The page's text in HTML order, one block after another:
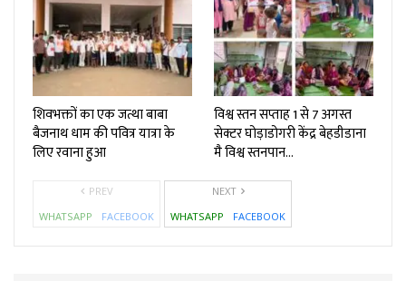
शिवभक्तों का एक जत्था बाबा
बैजनाथ धाम की पवित्र यात्रा के
लिए रवाना हुआ
विश्व स्तन सप्ताह 1 से 7 अगस्त
सेक्टर घोड़ाडोगरी केंद्र बेहडीडाना
मै विश्व स्तनपान…
PREV
WHATSAPP
FACEBOOK
NEXT
WHATSAPP
FACEBOOK